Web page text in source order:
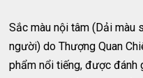
Sắc màu nội tâm (Dải màu
người) do Thượng Quan
phẩm nổi tiếng, được đánh